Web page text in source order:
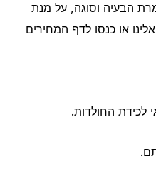
הבעיה וסוגה, על מנת
או כנסו לדף המחירים
לכידת החולדות.